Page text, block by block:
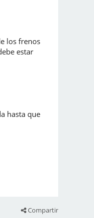
los frenos
estar
hasta que
Compartir